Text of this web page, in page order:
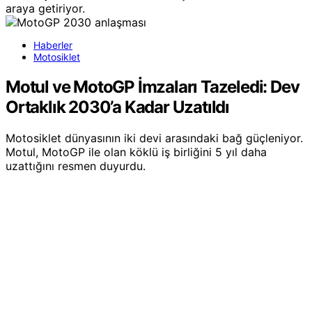
araya getiriyor.
Haberler
Motosiklet
Motul ve MotoGP İmzaları Tazeledi: Dev
Ortaklık 2030’a Kadar Uzatıldı
Motosiklet dünyasının iki devi arasındaki bağ güçleniyor.
Motul, MotoGP ile olan köklü iş birliğini 5 yıl daha
uzattığını resmen duyurdu.